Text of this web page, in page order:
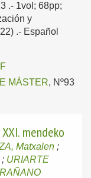
.- 1vol; 68pp;
y
.- Español
MÁSTER, Nº93
mendeko
Matxalen ;
; URIARTE